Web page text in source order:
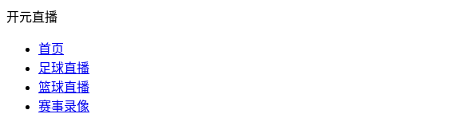
开元直播
首页
足球直播
篮球直播
赛事录像